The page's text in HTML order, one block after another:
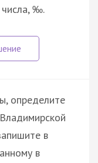
числа, ‰.
определите
в
в